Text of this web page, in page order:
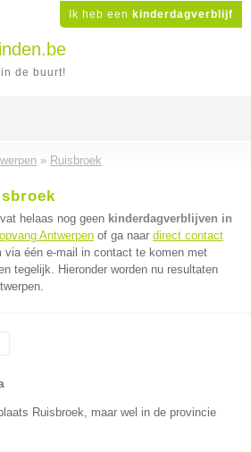
Ik heb een kinderdagverblijf
de buurt!
» Ruisbroek
helaas nog geen kinderdagverblijven in
Antwerpen of ga naar direct contact
via één e-mail in contact te komen met
tegelijk. Hieronder worden nu resultaten
Ruisbroek, maar wel in de provincie